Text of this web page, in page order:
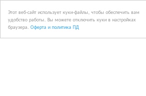
Этот веб-сайт использует куки-файлы, чтобы обеспечить вам
удобство работы. Вы можете отключить куки в настройках
браузера. Оферта и политика ПД